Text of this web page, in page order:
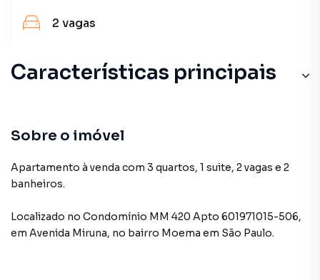
2 vagas
Características principais
Sobre o imóvel
Apartamento à venda com 3 quartos, 1 suite, 2 vagas e 2
banheiros.
Localizado no Condomínio MM 420 Apto 601971015-506,
em Avenida Miruna, no bairro Moema em São Paulo.